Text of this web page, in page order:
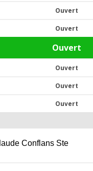
Ouvert
Ouvert
Ouvert
Ouvert
Ouvert
Ouvert
Conflans Ste